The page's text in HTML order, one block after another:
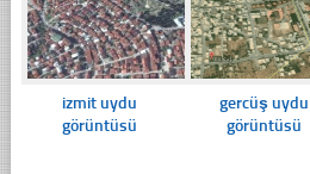
izmit uydu
görüntüsü
gercüş uydu
görüntüsü